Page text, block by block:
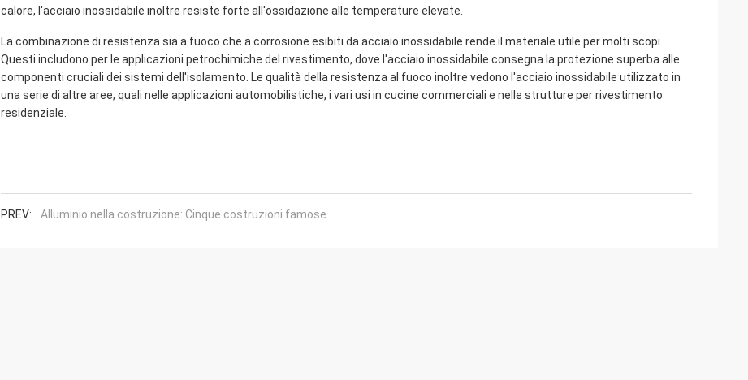
calore, l'acciaio inossidabile inoltre resiste forte all'ossidazione alle temperature elevate.
La combinazione di resistenza sia a fuoco che a corrosione esibiti da acciaio inossidabile rende il materiale utile per molti scopi.
Questi includono per le applicazioni petrochimiche del rivestimento, dove l'acciaio inossidabile consegna la protezione superba alle
componenti cruciali dei sistemi dell'isolamento. Le qualità della resistenza al fuoco inoltre vedono l'acciaio inossidabile utilizzato in
una serie di altre aree, quali nelle applicazioni automobilistiche, i vari usi in cucine commerciali e nelle strutture per rivestimento
residenziale.
PREV: Alluminio nella costruzione: Cinque costruzioni famose